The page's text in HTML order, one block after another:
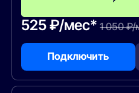
525 ₽/мес* 1 050 ₽/
Подключить